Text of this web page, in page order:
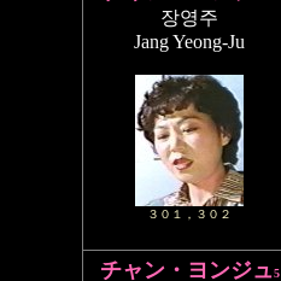
장영주
Jang Yeong-Ju
３０１，３０２
チャン・ヨンジュ5